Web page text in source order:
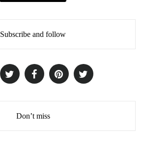
Subscribe and follow
Don’t miss